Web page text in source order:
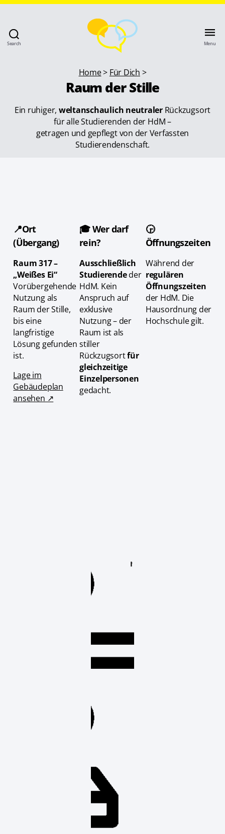
Search Menu
Home> Für Dich >
Raum der Stille
Ein ruhiger, weltanschaulich neutralerRückzugsort
für alle Studierenden der HdM –
getragen und gepflegt von der Verfassten
Studierendenschaft.
📍Ort
(Übergang)
Raum 317 –
„Weißes Ei“
Vorübergehende
Nutzung als
Raum der Stille,
bis eine
langfristige
Lösung gefunden
ist.
Lage im
Gebäudeplan
ansehen ↗
🎓 Wer darf
rein?
Ausschließlich
Studierendeder
HdM. Kein
Anspruch auf
exklusive
Nutzung – der
Raum ist als
stiller
Rückzugsortfür
gleichzeitige
Einzelpersonen
gedacht.
🕞
Öffnungszeiten
Während der
regulären
Öffnungszeiten
der HdM. Die
Hausordnung der
Hochschule gilt.